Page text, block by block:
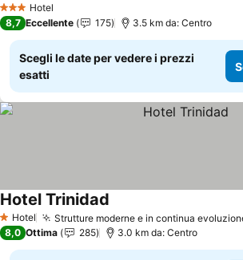
3 StelleHotel
8,7 Eccellente 175 3.5 km da: Centro
Scegli le date per vedere i prezzi
esatti
1 Stelle
Hotel Strutture moderne e in continua
Hotel Trinidad
8,0 Ottima 285 3.0 km da: Centro